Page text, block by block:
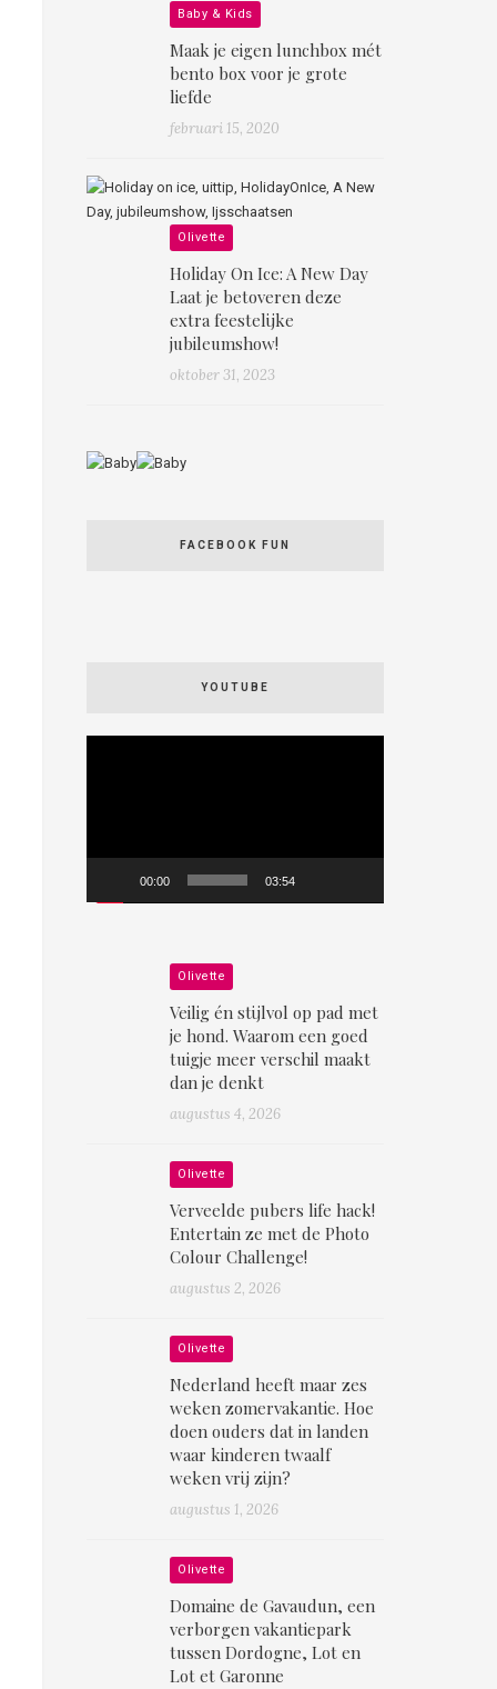
Baby & Kids
Maak je eigen lunchbox mét
bento box voor je grote
liefde
februari 15, 2020
Olivette
Holiday On Ice: A New Day
Laat je betoveren deze
extra feestelijke
jubileumshow!
oktober 31, 2023
FACEBOOK FUN
YOUTUBE
00:00 03:54
Olivette
Veilig én stijlvol op pad met
je hond. Waarom een goed
tuigje meer verschil maakt
dan je denkt
augustus 4, 2026
Olivette
Verveelde pubers life hack!
Entertain ze met de Photo
Colour Challenge!
augustus 2, 2026
Olivette
Nederland heeft maar zes
weken zomervakantie. Hoe
doen ouders dat in landen
waar kinderen twaalf
weken vrij zijn?
augustus 1, 2026
Olivette
Domaine de Gavaudun, een
verborgen vakantiepark
tussen Dordogne, Lot en
Lot et Garonne